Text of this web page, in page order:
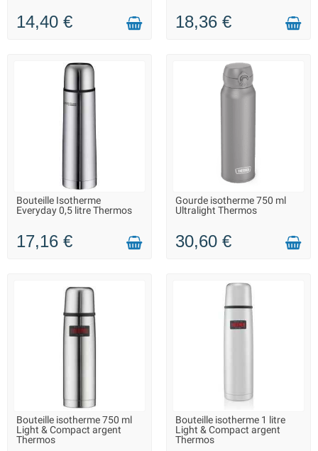
14,40 € 18,36 €
LIVRAISON 2 À 3 JOURS
Bouteille Isotherme
Everyday 0,5 litre Thermos
17,16 €
LIVRAISON 2 À 3 JOURS
Gourde isotherme 750 ml
Ultralight Thermos
30,60 €
LIVRAISON 2 À 3 JOURS
Bouteille isotherme 750 ml
Light & Compact argent
Thermos
LIVRAISON 2 À 3 JOURS
Bouteille isotherme 1 litre
Light & Compact argent
Thermos